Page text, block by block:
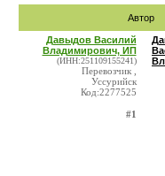
Автор
Давыдов Василий
Владимирович, ИП
(ИНН:251109155241)
Перевозчик ,
Уссурийск
Код:2277525
#1